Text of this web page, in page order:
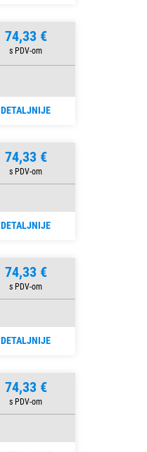
74,33 €
DETALJNIJE
74,33 €
DETALJNIJE
74,33 €
DETALJNIJE
74,33 €